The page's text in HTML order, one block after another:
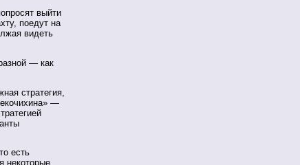
выйти
поедут на
видеть
— как
стратегия,
—
есть
некоторые